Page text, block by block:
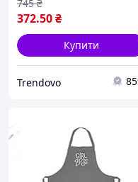
372.50₴
745 ₴
Купити
Trendovo